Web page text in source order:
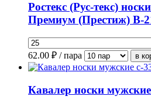
Ростекс (Рус-текс)
Премиум (Престиж) В-
62.00 ₽ / пара
Кавалер носки